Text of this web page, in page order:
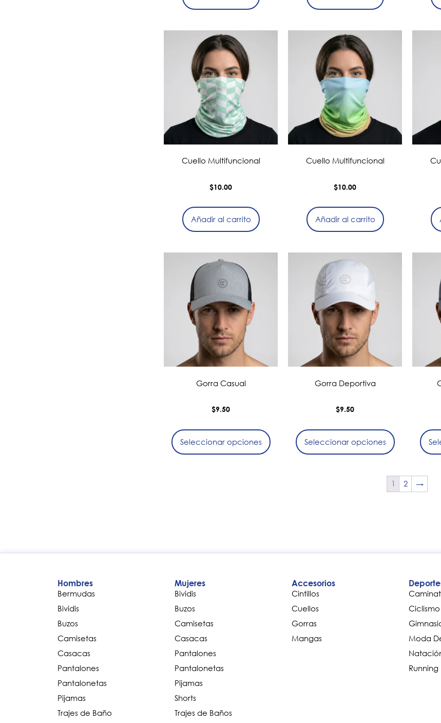
Cuello Multifuncional
$10.00
Añadir al carrito
Cuello Multifuncional
$10.00
Añadir al carrito
Gorra Casual
$9.50
Seleccionar opciones
Gorra Deportiva
$9.50
Seleccionar opciones
1 2 →
Hombres
Bermudas
Bividis
Buzos
Camisetas
Casacas
Pantalones
Pantalonetas
Pijamas
Trajes de Baño
Mujeres
Bividis
Buzos
Camisetas
Casacas
Pantalones
Pantalonetas
Pijamas
Shorts
Trajes de Baños
Accesorios
Cintillos
Cuellos
Gorras
Mangas
Ciclismo
Moda
Running